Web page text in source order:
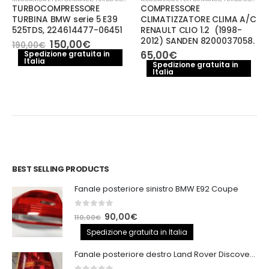
TURBOCOMPRESSORE
TURBINA BMW serie 5 E39
525TDS, 224614477-06451
190,00€ Il
prezzo
originale
150,00€Il
prezzo
attuale
Spedizione gratuita in
Italia
COMPRESSORE
CLIMATIZZATORE CLIMA A/C
RENAULT CLIO 1.2 (1998-
2012) SANDEN 8200037058.
65,00€
Spedizione gratuita in
Italia
BEST SELLING PRODUCTS
Fanale posteriore sinistro BMW E92 Coupe
out of 5
110,00€ Il
prezzo
originale
era:
90,00€Il
prezzo
attuale
è:
Spedizione gratuita in Italia
Fanale posteriore destro Land Rover Discovery 3